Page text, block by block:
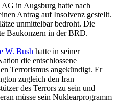
in Augsburg hatte nach
Antrag auf Insolvenz gestellt.
unmittelbar bedroht. Die
Baukonzern in der BRD.
W. Bush hatte in seiner
die entschlossene
Terrorismus angekündigt. Er
zugleich den Iran
des Terrors zu sein und
müsse sein Nuklearprogramm